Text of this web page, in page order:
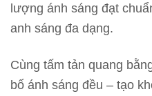
lượng ánh sáng đạt
anh sáng đa dạng.
Cùng tấm tản quang
bố ánh sáng đều – tạo